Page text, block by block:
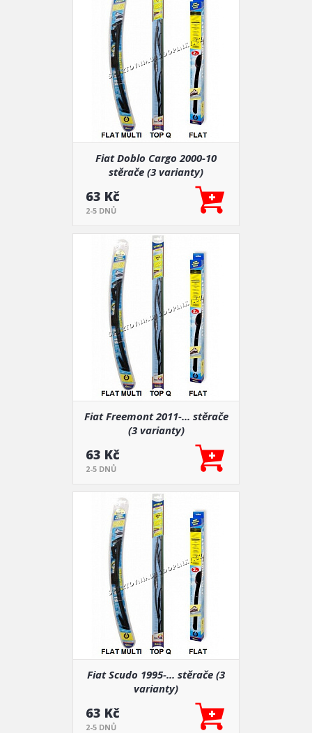
Fiat Doblo Cargo 2000-10
stěrače (3 varianty)
63 Kč
2-5 DNŮ
Fiat Freemont 2011-... stěrače
(3 varianty)
63 Kč
2-5 DNŮ
Fiat Scudo 1995-... stěrače (3
varianty)
63 Kč
2-5 DNŮ